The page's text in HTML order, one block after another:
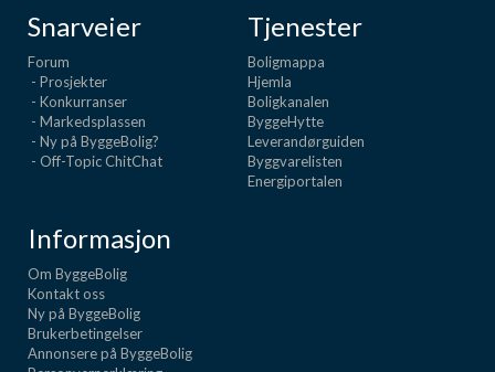
Snarveier
Forum
- Prosjekter
- Konkurranser
- Markedsplassen
- Ny på ByggeBolig?
- Off-Topic ChitChat
Tjenester
Boligmappa
Hjemla
Boligkanalen
ByggeHytte
Leverandørguiden
Byggvarelisten
Energiportalen
Informasjon
Om ByggeBolig
Kontakt oss
Ny på ByggeBolig
Brukerbetingelser
Annonsere på ByggeBolig